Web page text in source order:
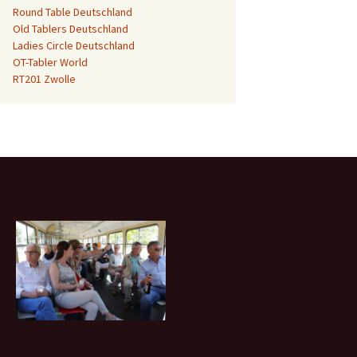
Round Table Deutschland
Old Tablers Deutschland
Ladies Circle Deutschland
OT-Tabler World
RT201 Zwolle